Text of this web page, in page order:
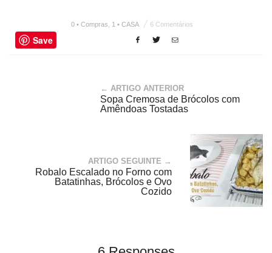
0 • Compras 1 • CASA 6 Comentários
Save
← ARTIGO ANTERIOR
Sopa Cremosa de Brócolos com
Amêndoas Tostadas
ARTIGO SEGUINTE →
Robalo Escalado no Forno com
Batatinhas, Brócolos e Ovo
Cozido